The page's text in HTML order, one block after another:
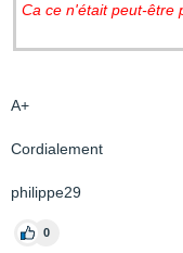
Ca ce n'était peut-être
A+
Cordialement
philippe29
0